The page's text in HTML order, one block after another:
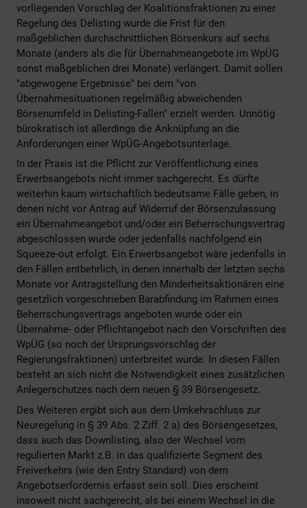
vorliegenden Vorschlag der Koalitionsfraktionen zu einer
Regelung des Delisting wurde die Frist für den
maßgeblichen durchschnittlichen Börsenkurs auf sechs
Monate (anders als die für Übernahmeangebote im WpÜG
sonst maßgeblichen drei Monate) verlängert. Damit sollen
"abgewogene Ergebnisse" bei dem "von
Übernahmesituationen regelmäßig abweichenden
Börsenumfeld in Delisting-Fallen" erzielt werden. Unnötig
bürokratisch ist allerdings die Anknüpfung an die
Anforderungen einer WpÜG-Angebotsunterlage.
In der Praxis ist die Pflicht zur Veröffentlichung eines
Erwerbsangebots nicht immer sachgerecht. Es dürfte
weiterhin kaum wirtschaftlich bedeutsame Fälle geben, in
denen nicht vor Antrag auf Widerruf der Börsenzulassung
ein Übernahmeangebot und/oder ein Beherrschungsvertrag
abgeschlossen wurde oder jedenfalls nachfolgend ein
Squeeze-out erfolgt. Ein Erwerbsangebot wäre jedenfalls in
den Fällen entbehrlich, in denen innerhalb der letzten sechs
Monate vor Antragstellung den Minderheitsaktionären eine
gesetzlich vorgeschrieben Barabfindung im Rahmen eines
Beherrschungsvertrags angeboten wurde oder ein
Übernahme- oder Pflichtangebot nach den Vorschriften des
WpÜG (so noch der Ursprungsvorschlag der
Regierungsfraktionen) unterbreitet wurde. In diesen Fällen
besteht an sich nicht die Notwendigkeit eines zusätzlichen
Anlegerschutzes nach dem neuen § 39 Börsengesetz.
Des Weiteren ergibt sich aus dem Umkehrschluss zur
Neuregelung in § 39 Abs. 2 Ziff. 2 a) des Börsengesetzes,
dass auch das Downlisting, also der Wechsel vom
regulierten Markt z.B. in das qualifizierte Segment des
Freiverkehrs (wie den Entry Standard) von dem
Angebotserfordernis erfasst sein soll. Dies erscheint
insoweit nicht sachgerecht, als bei einem Wechsel in die